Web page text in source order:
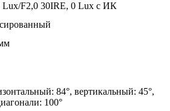
Lux/F2,0 30IRE, 0 Lux с ИК
84°, вертикальный: 45°,
100°